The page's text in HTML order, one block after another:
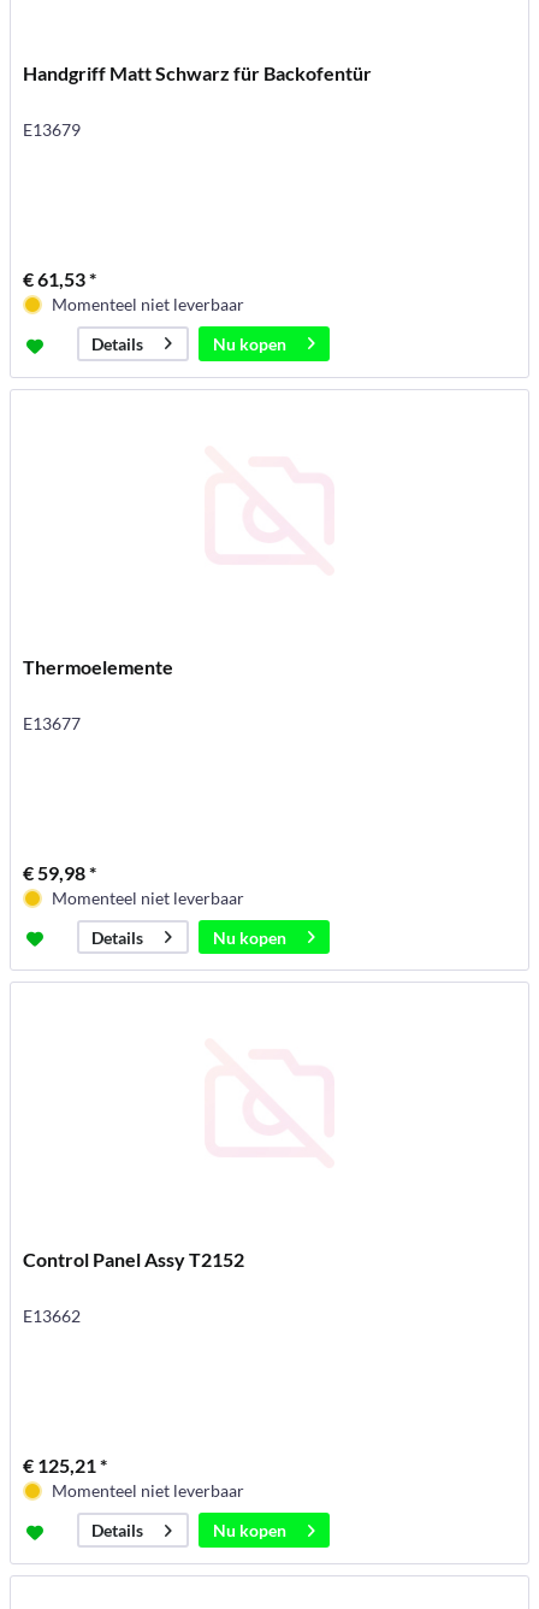
Handgriff Matt Schwarz für Backofentür
E13679
€ 61,53 *
Momenteel niet leverbaar
Details
Nu kopen
Thermoelemente
E13677
€ 59,98 *
Momenteel niet leverbaar
Details
Nu kopen
Control Panel Assy T2152
E13662
€ 125,21 *
Momenteel niet leverbaar
Details
Nu kopen